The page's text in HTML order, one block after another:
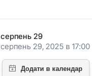
серпень 29
серпень 29, 2025 в